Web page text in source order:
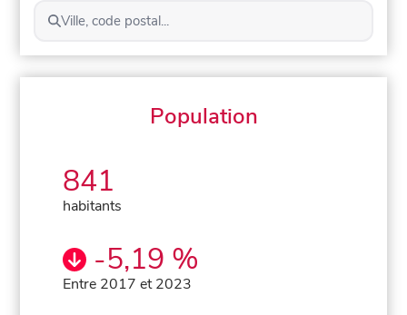
Ville, code postal...
Population
841
habitants
-5,19 %
Entre 2017 et 2023